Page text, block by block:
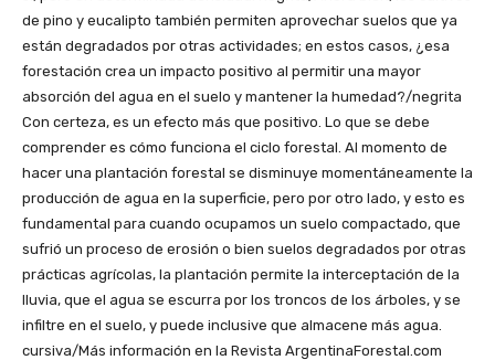
de pino y eucalipto también permiten aprovechar suelos que ya
están degradados por otras actividades; en estos casos, ¿esa
forestación crea un impacto positivo al permitir una mayor
absorción del agua en el suelo y mantener la humedad?/negrita
Con certeza, es un efecto más que positivo. Lo que se debe
comprender es cómo funciona el ciclo forestal. Al momento de
hacer una plantación forestal se disminuye momentáneamente la
producción de agua en la superficie, pero por otro lado, y esto es
fundamental para cuando ocupamos un suelo compactado, que
sufrió un proceso de erosión o bien suelos degradados por otras
prácticas agrícolas, la plantación permite la interceptación de la
lluvia, que el agua se escurra por los troncos de los árboles, y se
infiltre en el suelo, y puede inclusive que almacene más agua.
cursiva/Más información en la Revista ArgentinaForestal.com